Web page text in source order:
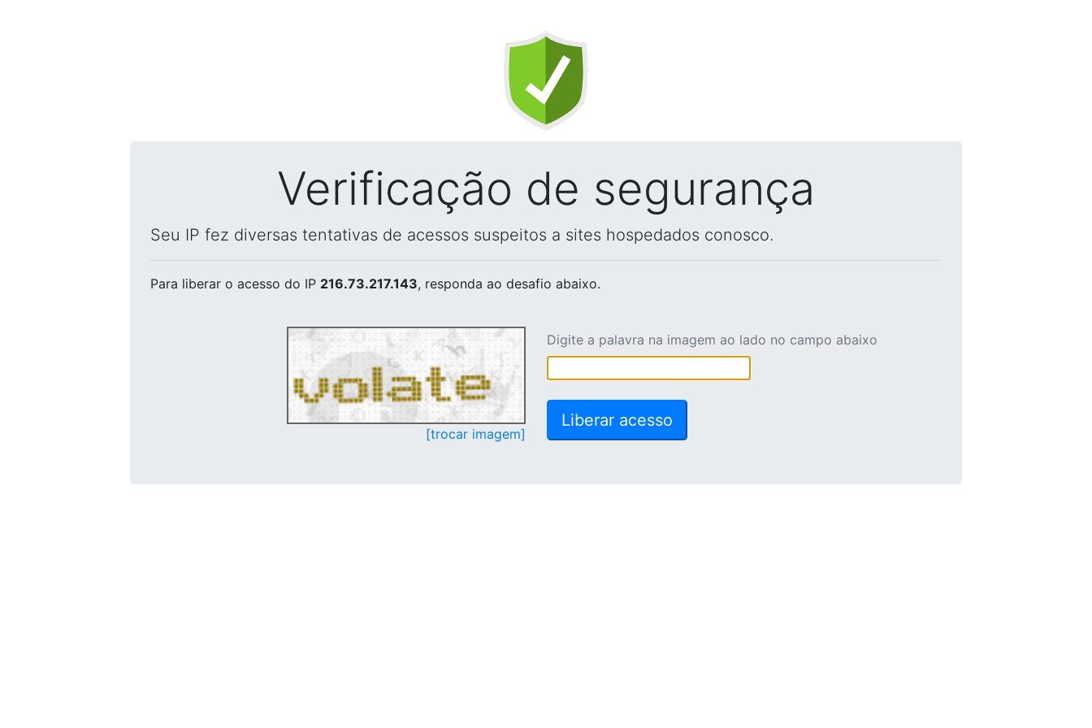
Verificação de segurança
Seu IP fez diversas tentativas de acessos suspeitos a sites hospedados conosco.
Para liberar o acesso do IP 216.73.217.143, responda ao desafio abaixo.
[trocar imagem]
Digite a palavra na imagem ao lado no campo abaixo